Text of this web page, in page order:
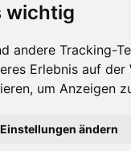
wichtig
andere Tracking-
Erlebnis auf
, um Anzeigen
Einstellungen ändern